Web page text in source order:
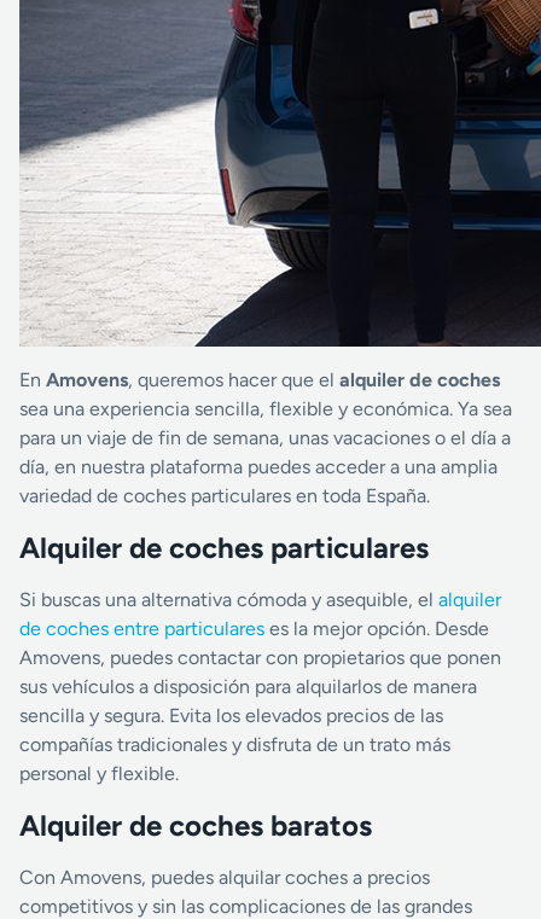
En Amovens, queremos hacer que el alquiler de coches
sea una experiencia sencilla, flexible y económica. Ya sea
para un viaje de fin de semana, unas vacaciones o el día a
día, en nuestra plataforma puedes acceder a una amplia
variedad de coches particulares en toda España.
Alquiler de coches particulares
Si buscas una alternativa cómoda y asequible, el alquiler
de coches entre particulares es la mejor opción. Desde
Amovens, puedes contactar con propietarios que ponen
sus vehículos a disposición para alquilarlos de manera
sencilla y segura. Evita los elevados precios de las
compañías tradicionales y disfruta de un trato más
personal y flexible.
Alquiler de coches baratos
Con Amovens, puedes alquilar coches a precios
competitivos y sin las complicaciones de las grandes